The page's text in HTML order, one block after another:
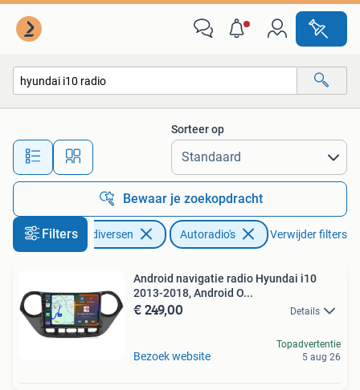
Alle afstanden…
Sorteer op
Bewaar je zoekopdracht
FiltersAuto diversen Autoradio's Verwijder filters
Android navigatie radio Hyundai i10
2013-2018, Android O...
€ 249,00 Details
Bezoek website
Topadvertentie
5 aug 26